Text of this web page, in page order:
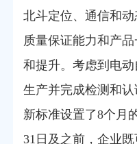
北斗定位、通信和
质量保证能力和产
和提升。考虑到电动
生产并完成检测和
新标准设置了8个月
31日及之前，企业